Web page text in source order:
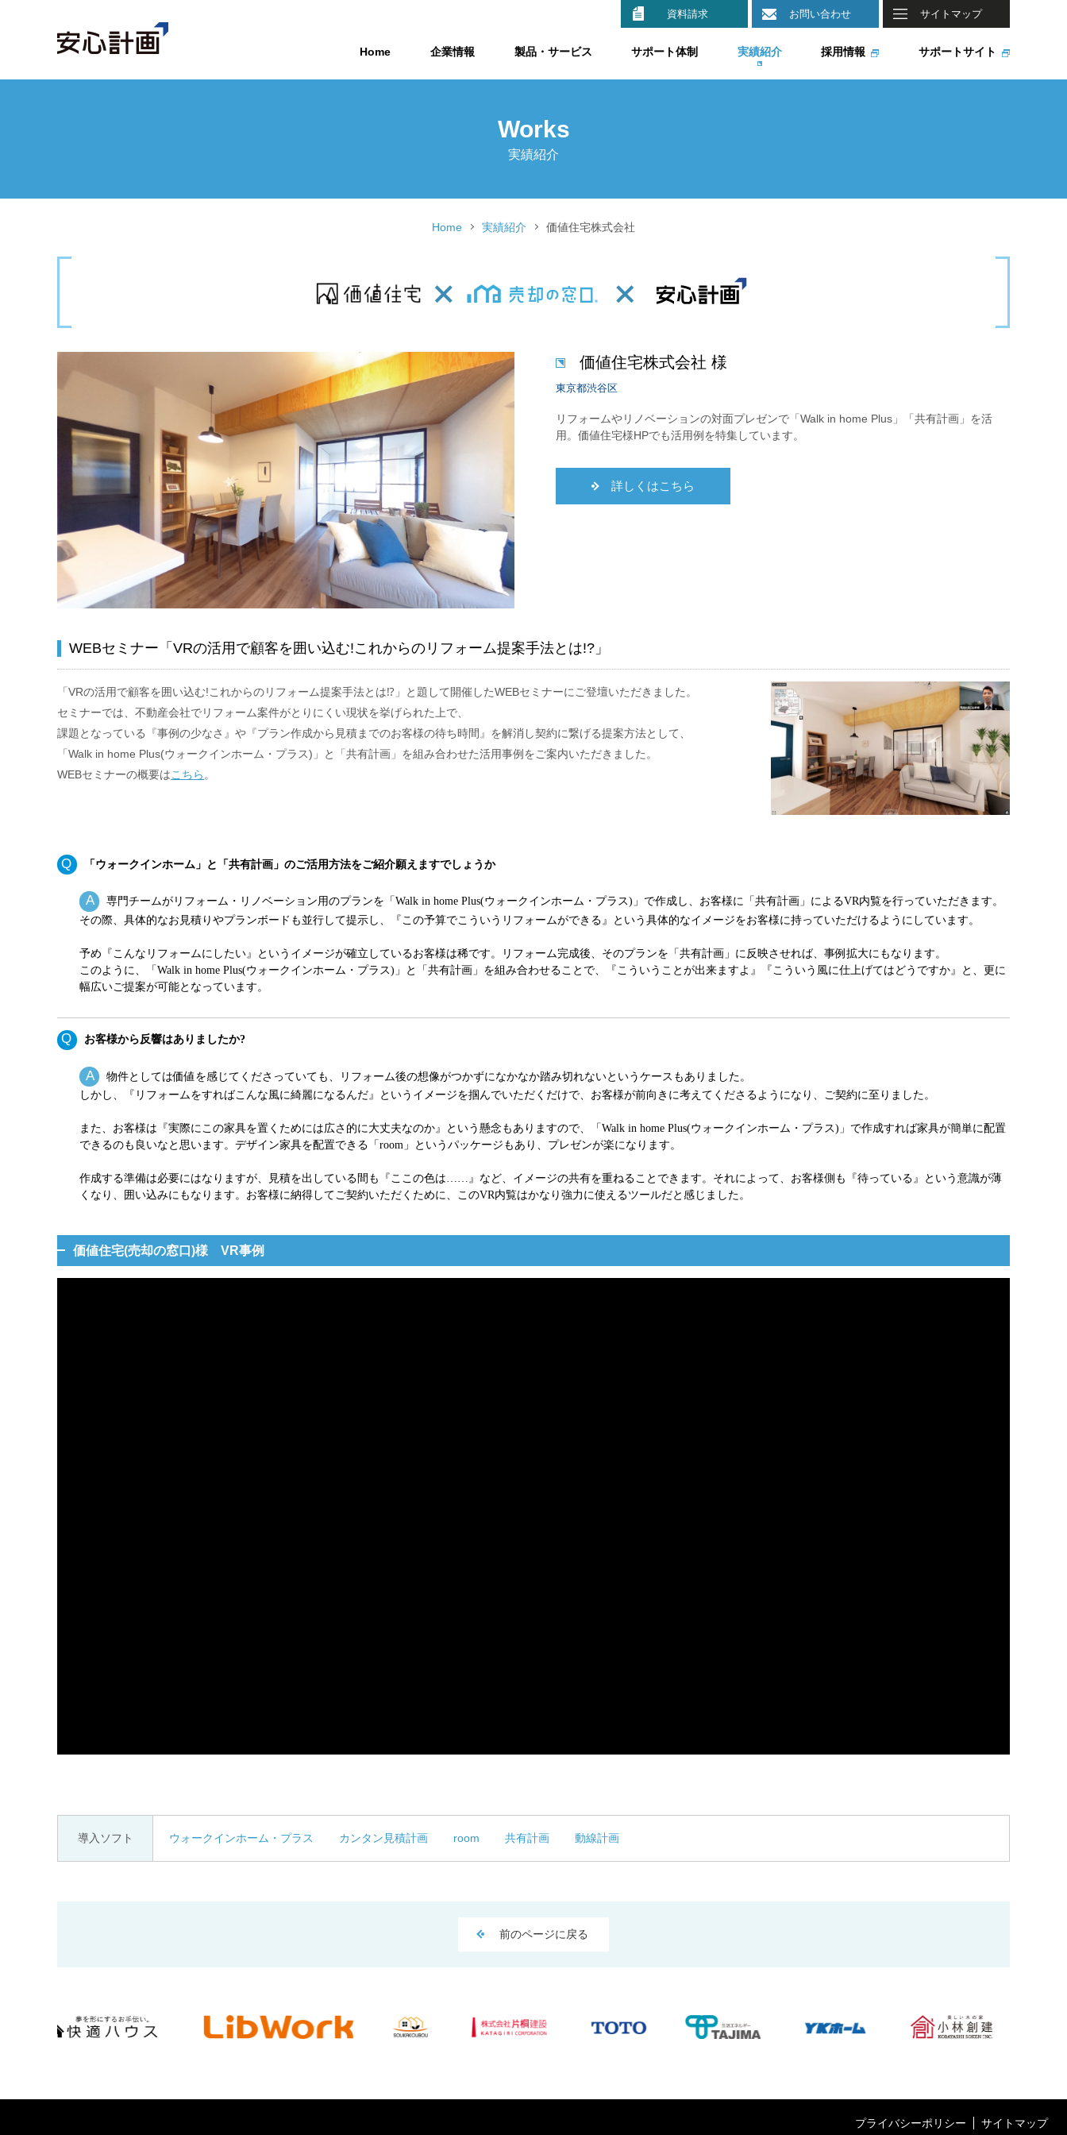
Home 企業情報 製品・サービス サポート体制 実績紹介 採用情報 サポートサイト
資料請求 お問い合わせ サイトマップ
Works
実績紹介
Home 実績紹介 価値住宅株式会社
価値住宅株式会社 様
東京都渋谷区
リフォームやリノベーションの対面プレゼンで「Walk in home Plus」「共有計画」を活
用。価値住宅様HPでも活用例を特集しています。
詳しくはこちら
WEBセミナー「VRの活用で顧客を囲い込む!これからのリフォーム提案手法とは!?」
「VRの活用で顧客を囲い込む!これからのリフォーム提案手法とは⁉」と題して開催したWEBセミナーにご登壇いただきました。
セミナーでは、不動産会社でリフォーム案件がとりにくい現状を挙げられた上で、
課題となっている『事例の少なさ』や『プラン作成から見積までのお客様の待ち時間』を解消し契約に繋げる提案方法として、
「Walk in home Plus(ウォークインホーム・プラス)」と「共有計画」を組み合わせた活用事例をご案内いただきました。
WEBセミナーの概要はこちら 。
「ウォークインホーム」と「共有計画」のご活用方法をご紹介願えますでしょうか
専門チームがリフォーム・リノベーション用のプランを「Walk in home Plus(ウォークインホーム・プラス)」で作成し、お客様に「共有計画」によるVR内覧を行っていただきます。
その際、具体的なお見積りやプランボードも並行して提示し、『この予算でこういうリフォームができる』という具体的なイメージをお客様に持っていただけるようにしています。
予め『こんなリフォームにしたい』というイメージが確立しているお客様は稀です。リフォーム完成後、そのプランを「共有計画」に反映させれば、事例拡大にもなります。
このように、「Walk in home Plus(ウォークインホーム・プラス)」と「共有計画」を組み合わせることで、『こういうことが出来ますよ』『こういう風に仕上げてはどうですか』と、更に
幅広いご提案が可能となっています。
お客様から反響はありましたか?
物件としては価値を感じてくださっていても、リフォーム後の想像がつかずになかなか踏み切れないというケースもありました。
しかし、『リフォームをすればこんな風に綺麗になるんだ』というイメージを掴んでいただくだけで、お客様が前向きに考えてくださるようになり、ご契約に至りました。
また、お客様は『実際にこの家具を置くためには広さ的に大丈夫なのか』という懸念もありますので、「Walk in home Plus(ウォークインホーム・プラス)」で作成すれば家具が簡単に配置
できるのも良いなと思います。デザイン家具を配置できる「room」というパッケージもあり、プレゼンが楽になります。
作成する準備は必要にはなりますが、見積を出している間も『ここの色は……』など、イメージの共有を重ねることできます。それによって、お客様側も『待っている』という意識が薄
くなり、囲い込みにもなります。お客様に納得してご契約いただくために、このVR内覧はかなり強力に使えるツールだと感じました。
価値住宅(売却の窓口)様 VR事例
導入ソフト ウォークインホーム・プラス カンタン見積計画 room 共有計画 動線計画
前のページに戻る
プライバシーポリシー サイトマップ